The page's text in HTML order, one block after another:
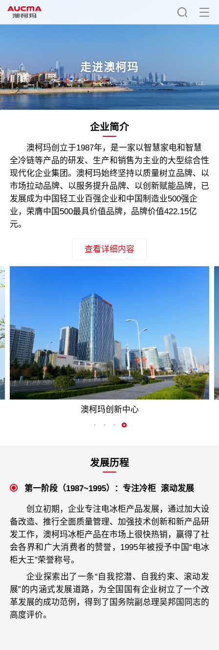
走进澳柯玛
企业简介
澳柯玛创立于1987年，是一家以智慧家电和智慧
全冷链等产品的研发、生产和销售为主业的大型综合性
现代化企业集团。澳柯玛始终坚持以质量树立品牌、以
市场拉动品牌、以服务提升品牌、以创新赋能品牌，已
发展成为中国轻工业百强企业和中国制造业500强企
业，荣膺中国500最具价值品牌，品牌价值422.15亿
元。
查看详细内容
澳柯玛创新中心
发展历程
第一阶段（1987~1995）：专注冷柜  滚动发展
创立初期，企业专注电冰柜产品发展，通过加大设
备改造、推行全面质量管理、加强技术创新和新产品研
发工作，澳柯玛冰柜产品在市场上很快热销，赢得了社
会各界和广大消费者的赞誉，1995年被授予中国“电冰
柜大王”荣誉称号。
企业探索出了一条“自我挖潜、自我约束、滚动发
展”的内涵式发展道路，为全国国有企业树立了一个改
革发展的成功范例，得到了国务院副总理吴邦国同志的
高度评价。